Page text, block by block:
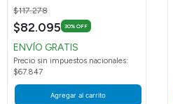
Price reduced from
$117.278
$82.095 30% OFF
ENVÍO GRATIS
Precio sin impuestos nacionales:
$67.847
Agregar al carrito